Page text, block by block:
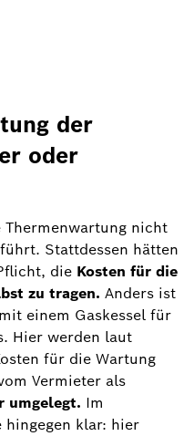
der
oder
nicht
Stattdessen hätten
die Kosten für die
zu tragen. Anders ist
einem Gaskessel für
Hier werden laut
für die Wartung
Vermieter als
umgelegt. Im
hingegen klar: hier